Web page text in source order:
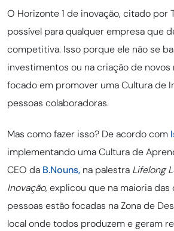
O Horizonte 1 de inovação, citado por
possível para qualquer empresa que
competitiva. Isso porque ele não se
investimentos ou na criação de novos
focado em promover uma Cultura de
pessoas colaboradoras.
Mas como fazer isso? De acordo com
implementando uma Cultura de
CEO da B.Nouns, na palestra Lifelong
Inovação, explicou que na maioria das
pessoas estão focadas na Zona de
local onde todos produzem e geram